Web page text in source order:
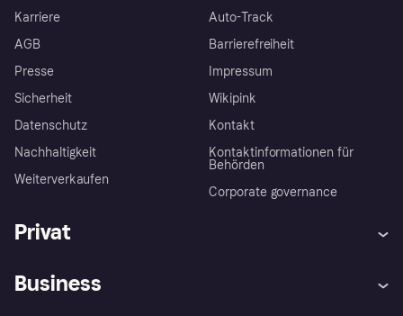
Karriere
AGB
Presse
Sicherheit
Datenschutz
Nachhaltigkeit
Weiterverkaufen
Auto-Track
Barrierefreiheit
Impressum
Wikipink
Kontakt
Kontaktinformationen für
Behörden
Corporate governance
Privat
Business